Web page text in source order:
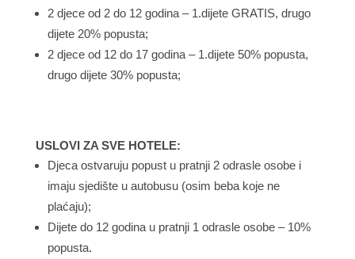
2 djece od 2 do 12 godina – 1.dijete GRATIS, drugo
dijete 20% popusta;
2 djece od 12 do 17 godina – 1.dijete 50% popusta,
drugo dijete 30% popusta;
USLOVI ZA SVE HOTELE:
Djeca ostvaruju popust u pratnji 2 odrasle osobe i
imaju sjedište u autobusu (osim beba koje ne
plaćaju);
Dijete do 12 godina u pratnji 1 odrasle osobe – 10%
popusta.